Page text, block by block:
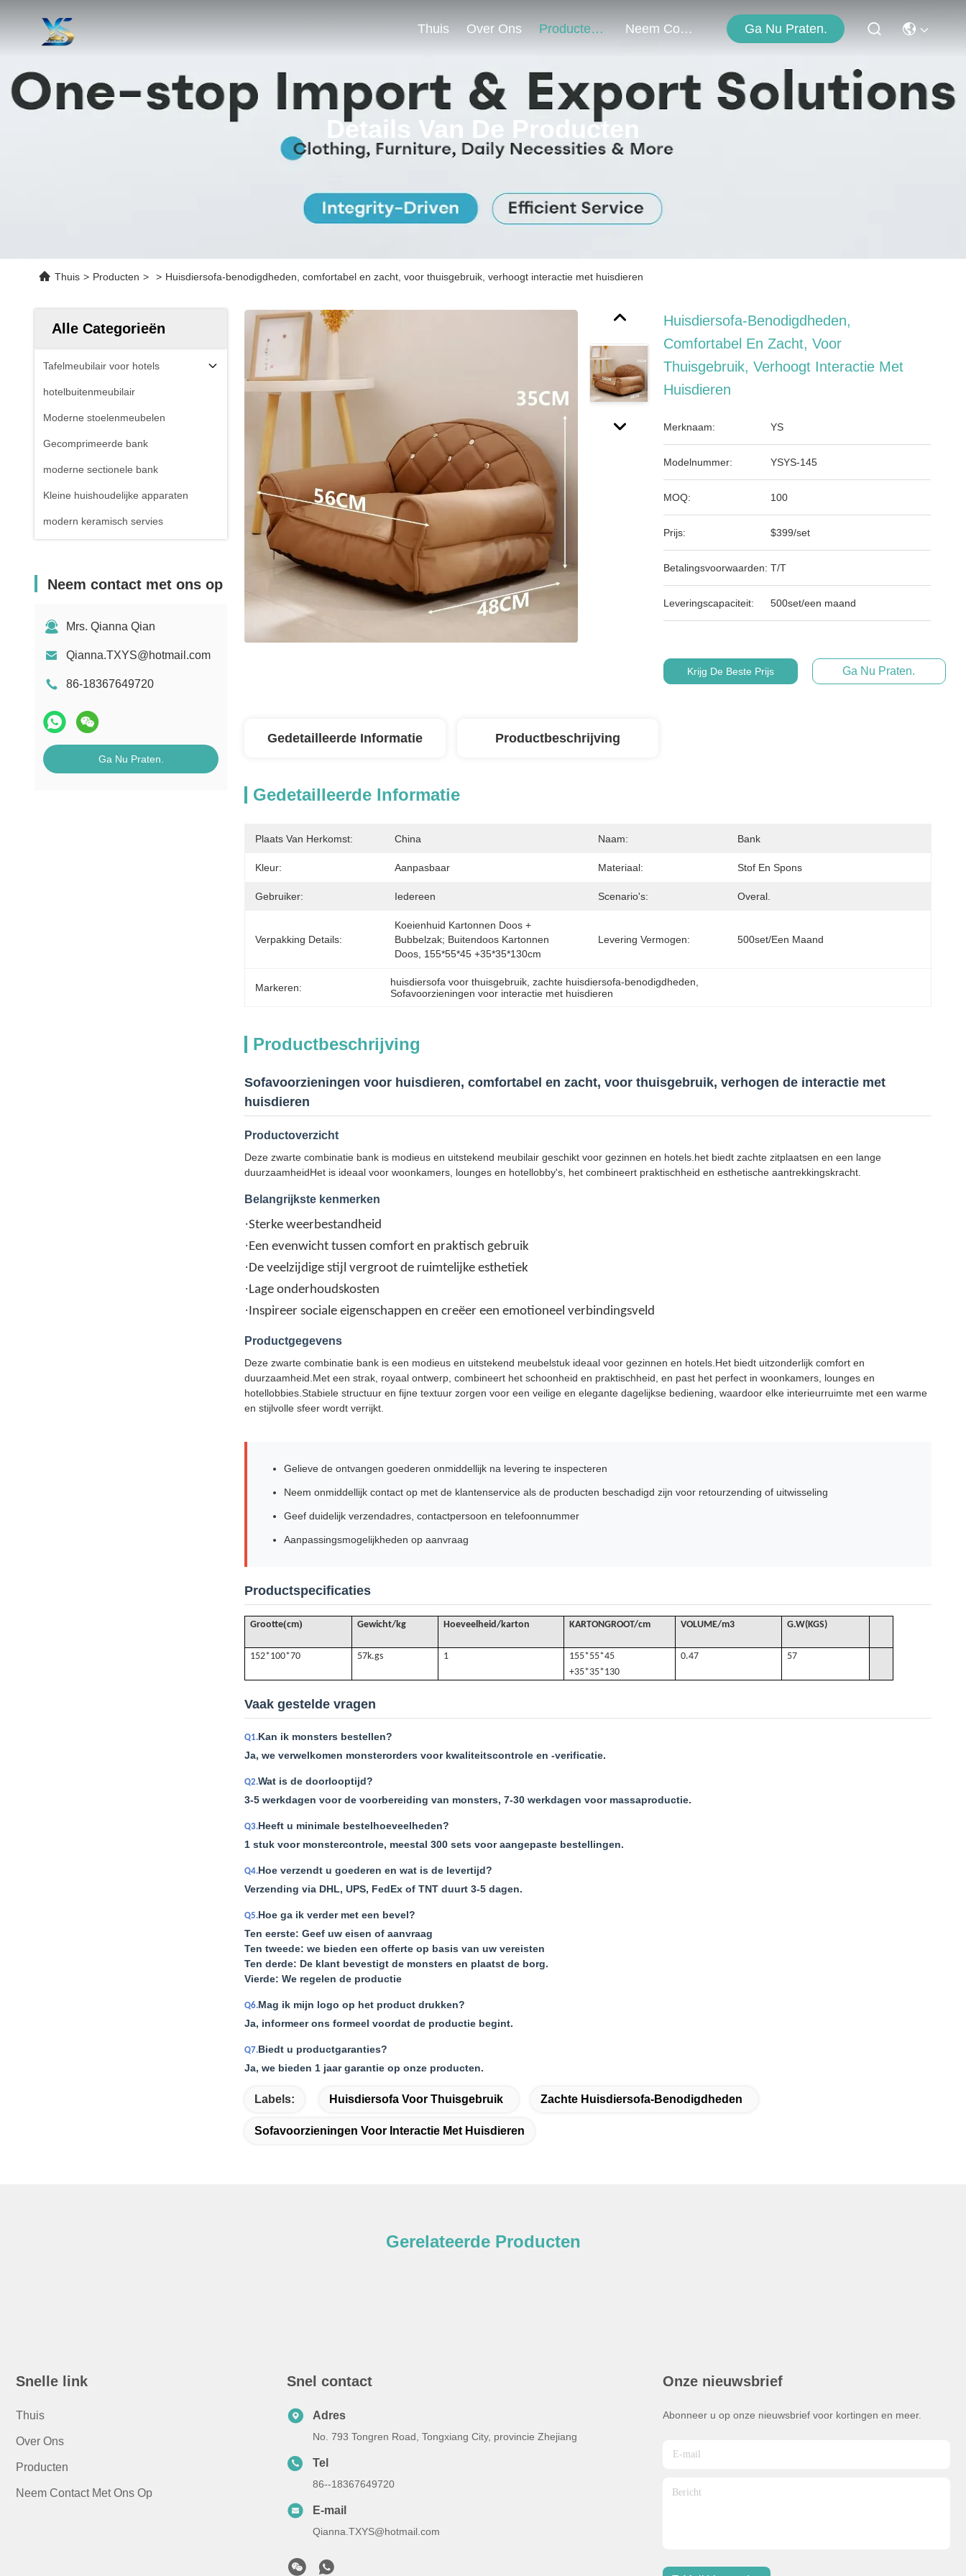
Thuis Over Ons Producten Neem Contact Met Ons Op Ga Nu Praten.
Details Van De Producten
Thuis > Producten > > Huisdiersofa-benodigdheden, comfortabel en zacht, voor thuisgebruik, verhoogt interactie met huisdieren
Alle Categorieën
Tafelmeubilair voor hotels
hotelbuitenmeubilair
Moderne stoelenmeubelen
Gecomprimeerde bank
moderne sectionele bank
Kleine huishoudelijke apparaten
modern keramisch servies
Neem contact met ons op
Mrs. Qianna Qian
Qianna.TXYS@hotmail.com
86-18367649720
Ga Nu Praten.
Huisdiersofa-Benodigdheden,
Comfortabel En Zacht, Voor
Thuisgebruik, Verhoogt Interactie Met
Huisdieren
Merknaam: YS
Modelnummer: YSYS-145
MOQ: 100
Prijs: $399/set
Betalingsvoorwaarden: T/T
Leveringscapaciteit: 500set/een maand
Krijg De Beste Prijs Ga Nu Praten.
Gedetailleerde Informatie Productbeschrijving
Gedetailleerde Informatie
Plaats Van Herkomst: China Naam: Bank
Kleur: Aanpasbaar Materiaal: Stof En Spons
Gebruiker: Iedereen Scenario's: Overal.
Verpakking Details:
Koeienhuid Kartonnen Doos +
Bubbelzak; Buitendoos Kartonnen
Doos, 155*55*45 +35*35*130cm
Levering Vermogen: 500set/een Maand
Markeren: huisdiersofa voor thuisgebruik , zachte huisdiersofa-benodigdheden
Sofavoorzieningen voor interactie met huisdieren
Productbeschrijving
Sofavoorzieningen voor huisdieren, comfortabel en zacht, voor thuisgebruik, verhogen de interactie met
huisdieren
Productoverzicht
Deze zwarte combinatie bank is modieus en uitstekend meubilair geschikt voor gezinnen en hotels.het biedt zachte zitplaatsen en een lange
duurzaamheidHet is ideaal voor woonkamers, lounges en hotellobby's, het combineert praktischheid en esthetische aantrekkingskracht.
Belangrijkste kenmerken
·Sterke weerbestandheid
·Een evenwicht tussen comfort en praktisch gebruik
·De veelzijdige stijl vergroot de ruimtelijke esthetiek
·Lage onderhoudskosten
·Inspireer sociale eigenschappen en creëer een emotioneel verbindingsveld
Productgegevens
Deze zwarte combinatie bank is een modieus en uitstekend meubelstuk ideaal voor gezinnen en hotels.Het biedt uitzonderlijk comfort en
duurzaamheid.Met een strak, royaal ontwerp, combineert het schoonheid en praktischheid, en past het perfect in woonkamers, lounges en
hotellobbies.Stabiele structuur en fijne textuur zorgen voor een veilige en elegante dagelijkse bediening, waardoor elke interieurruimte met een warme
en stijlvolle sfeer wordt verrijkt.
Gelieve de ontvangen goederen onmiddellijk na levering te inspecteren
Neem onmiddellijk contact op met de klantenservice als de producten beschadigd zijn voor retourzending of uitwisseling
Geef duidelijk verzendadres, contactpersoon en telefoonnummer
Aanpassingsmogelijkheden op aanvraag
Productspecificaties
Grootte(cm) Gewicht/kg Hoeveelheid/karton KARTONGROOT/cm VOLUME/m3 G.W(KGS)
152*100*70 57k.gs 1
155*55*45
+35*35*130
0.47 57
Vaak gestelde vragen
Q1.Kan ik monsters bestellen?
Ja, we verwelkomen monsterorders voor kwaliteitscontrole en -verificatie.
Q2.Wat is de doorlooptijd?
3-5 werkdagen voor de voorbereiding van monsters, 7-30 werkdagen voor massaproductie.
Q3.Heeft u minimale bestelhoeveelheden?
1 stuk voor monstercontrole, meestal 300 sets voor aangepaste bestellingen.
Q4.Hoe verzendt u goederen en wat is de levertijd?
Verzending via DHL, UPS, FedEx of TNT duurt 3-5 dagen.
Q5.Hoe ga ik verder met een bevel?
Ten eerste: Geef uw eisen of aanvraag
Ten tweede: we bieden een offerte op basis van uw vereisten
Ten derde: De klant bevestigt de monsters en plaatst de borg.
Vierde: We regelen de productie
Q6.Mag ik mijn logo op het product drukken?
Ja, informeer ons formeel voordat de productie begint.
Q7.Biedt u productgaranties?
Ja, we bieden 1 jaar garantie op onze producten.
Labels: Huisdiersofa Voor Thuisgebruik Zachte Huisdiersofa-Benodigdheden
Sofavoorzieningen Voor Interactie Met Huisdieren
Gerelateerde Producten
Snelle link
Thuis
Over Ons
Producten
Neem Contact Met Ons Op
Snel contact
Adres
No. 793 Tongren Road, Tongxiang City, provincie Zhejiang
Tel
86--18367649720
E-mail
Qianna.TXYS@hotmail.com
Onze nieuwsbrief
Abonneer u op onze nieuwsbrief voor kortingen en meer.